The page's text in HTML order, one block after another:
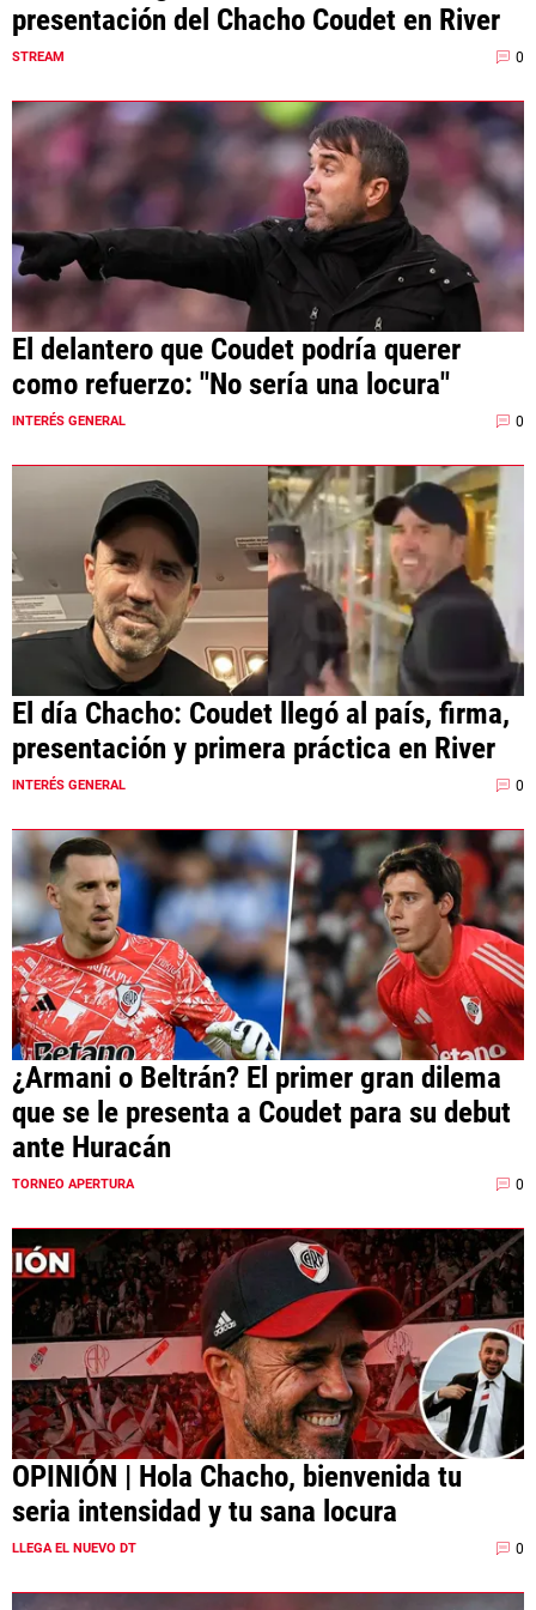
presentación del Chacho Coudet en River
STREAM 0
El delantero que Coudet podría querer
como refuerzo: "No sería una locura"
INTERÉS GENERAL 0
El día Chacho: Coudet llegó al país, firma,
presentación y primera práctica en River
INTERÉS GENERAL 0
¿Armani o Beltrán? El primer gran dilema
que se le presenta a Coudet para su debut
ante Huracán
TORNEO APERTURA 0
OPINIÓN | Hola Chacho, bienvenida tu
seria intensidad y tu sana locura
LLEGA EL NUEVO DT 0